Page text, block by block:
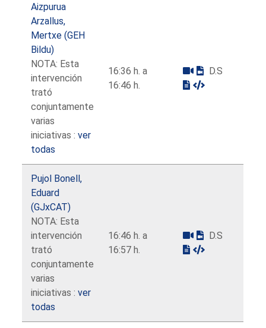
Aizpurua
Arzallus,
Mertxe (GEH
Bildu)
NOTA: Esta
intervención
trató
conjuntamente
varias
iniciativas :ver
todas
16:36 h. a
16:46 h.
D.S
Pujol Bonell,
Eduard
(GJxCAT)
NOTA: Esta
intervención
trató
conjuntamente
varias
iniciativas :ver
todas
16:46 h. a
16:57 h.
D.S